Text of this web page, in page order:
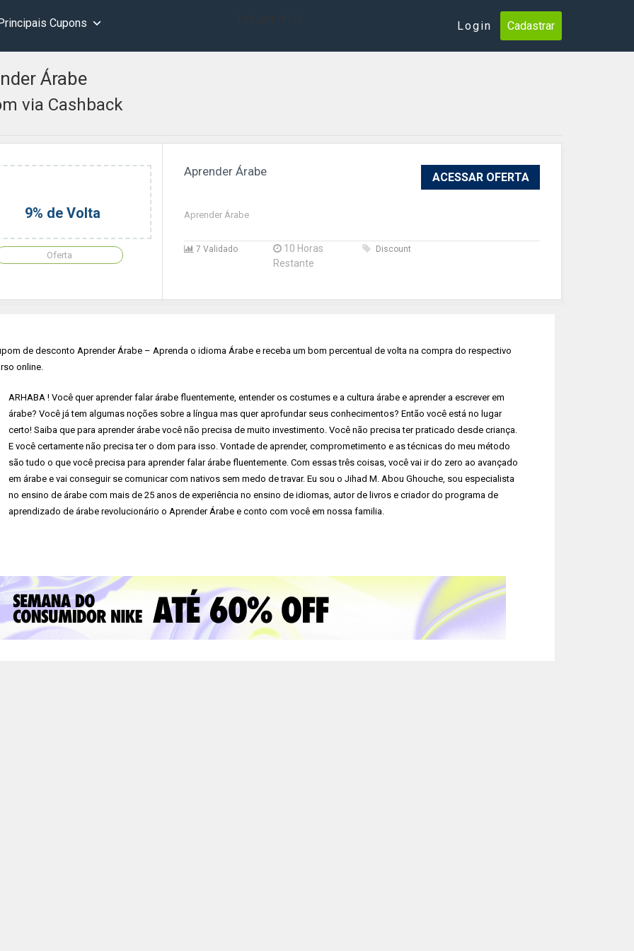
Cupons Login Cadastrar
Árabe
via Cashback
9% de Volta
Oferta
Aprender Árabe ACESSAR OFERTA
Aprender Árabe
7 Validado
10 Horas
Restante
Discount
de desconto Aprender Árabe – Aprenda o idioma Árabe e receba um bom percentual de volta na compra do respectivo
online.
ARHABA ! Você quer aprender falar árabe fluentemente, entender os costumes e a cultura árabe e aprender a escrever em
árabe? Você já tem algumas noções sobre a língua mas quer aprofundar seus conhecimentos? Então você está no lugar
certo! Saiba que para aprender árabe você não precisa de muito investimento. Você não precisa ter praticado desde criança.
E você certamente não precisa ter o dom para isso. Vontade de aprender, comprometimento e as técnicas do meu método
são tudo o que você precisa para aprender falar árabe fluentemente. Com essas três coisas, você vai ir do zero ao avançado
em árabe e vai conseguir se comunicar com nativos sem medo de travar. Eu sou o Jihad M. Abou Ghouche, sou especialista
no ensino de árabe com mais de 25 anos de experiência no ensino de idiomas, autor de livros e criador do programa de
aprendizado de árabe revolucionário o Aprender Árabe e conto com você em nossa familia.